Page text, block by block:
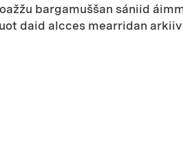
bargamuššan sániid
daid alcces mearridan